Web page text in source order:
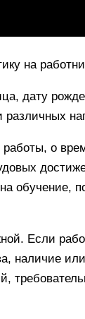
на
дату
о
обучение,
Если
наличие